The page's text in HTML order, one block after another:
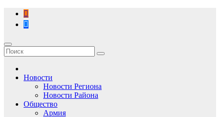
Перейти
содержимому
Новости
Новости Региона
Новости Района
Общество
Армия